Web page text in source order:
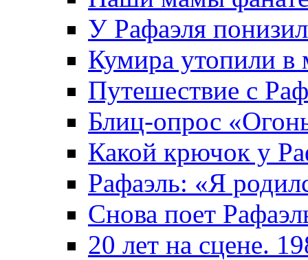
У Рафаэля
Кумира утопили в
Путешествие с
Блиц-опрос
Какой крючок у
Рафаэль: «Я
Снова поет
20 лет на сцене.